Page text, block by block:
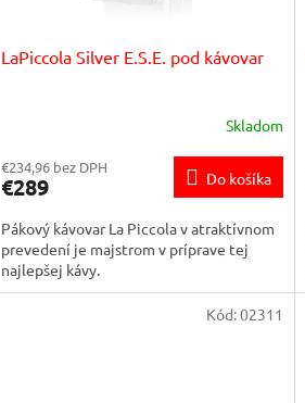
LaPiccola Silver E.S.E. pod kávovar
Skladom
€234,96 bez DPH
€289 Do košíka
Pákový kávovar La Piccola v atraktívnom
prevedení je majstrom v príprave tej
najlepšej kávy.
Kód:02311